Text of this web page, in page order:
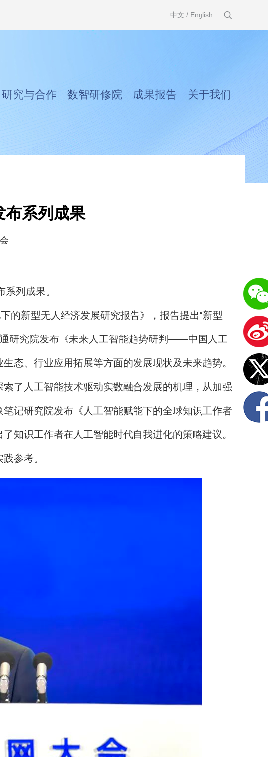
中文 / English
研究与合作 数智研修院 成果报告 关于我们
布系列成果
列成果。
新型无人经济发展研究报告》，报告提出“新型
研究院发布《未来人工智能趋势研判——中国人工
态、行业应用拓展等方面的发展现状及未来趋势。
了人工智能技术驱动实数融合发展的机理，从加强
记研究院发布《人工智能赋能下的全球知识工作者
知识工作者在人工智能时代自我进化的策略建议。
参考。